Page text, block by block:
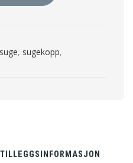
suge, sugekopp,
TILLEGGSINFORMASJON